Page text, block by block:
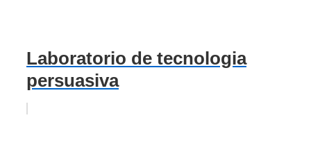
Laboratorio de tecnologia
persuasiva